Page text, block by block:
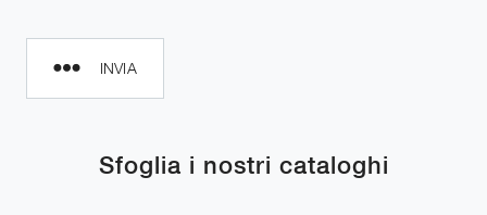
Sfoglia i nostri cataloghi
INVIA